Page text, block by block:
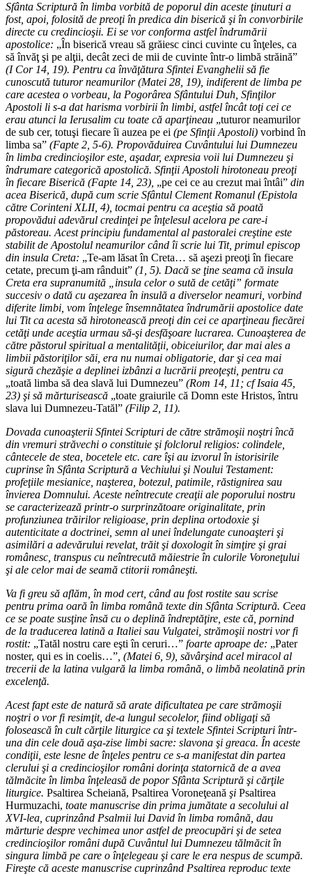
Sfânta Scriptură în limba vorbită de poporul din aceste ţinuturi a
fost, apoi, folosită de preoţi în predica din biserică şi în convorbirile
directe cu credincioşii. Ei se vor conforma astfel îndrumării
apostolice: „În biserică vreau să grăiesc cinci cuvinte cu înţeles, ca
să învăţ şi pe alţii, decât zeci de mii de cuvinte într-o limbă străină”
(I Cor 14, 19). Pentru ca învăţătura Sfintei Evanghelii să fie
cunoscută tuturor neamurilor (Matei 28, 19), indiferent de limba pe
care acestea o vorbeau, la Pogorârea Sfântului Duh, Sfinţilor
Apostoli li s-a dat harisma vorbirii în limbi, astfel încât toţi cei ce
erau atunci la Ierusalim cu toate că aparţineau „tuturor neamurilor
de sub cer, totuşi fiecare îi auzea pe ei (pe Sfinţii Apostoli) vorbind în
limba sa” (Fapte 2, 5-6). Propovăduirea Cuvântului lui Dumnezeu
în limba credincioşilor este, aşadar, expresia voii lui Dumnezeu şi
îndrumare categorică apostolică. Sfinţii Apostoli hirotoneau preoţi
în fiecare Biserică (Fapte 14, 23), „pe cei ce au crezut mai întâi” din
acea Biserică, după cum scrie Sfântul Clement Romanul (Epistola
către Corinteni XLII, 4), tocmai pentru ca aceştia să poată
propovădui adevărul credinţei pe înţelesul acelora pe care-i
păstoreau. Acest principiu fundamental al pastoralei creştine este
stabilit de Apostolul neamurilor când îi scrie lui Tit, primul episcop
din insula Creta: „Te-am lăsat în Creta… să aşezi preoţi în fiecare
cetate, precum ţi-am rânduit” (1, 5). Dacă se ţine seama că insula
Creta era supranumită „insula celor o sută de cetăţi” formate
succesiv o dată cu aşezarea în insulă a diverselor neamuri, vorbind
diferite limbi, vom înţelege însemnătatea îndrumării apostolice date
lui Tit ca acesta să hirotonească preoţi din cei ce aparţineau fiecărei
cetăţi unde aceştia urmau să-şi desfăşoare lucrarea. Cunoaşterea de
către păstorul spiritual a mentalităţii, obiceiurilor, dar mai ales a
limbii păstoriţilor săi, era nu numai obligatorie, dar şi cea mai
sigură chezăşie a deplinei izbânzi a lucrării preoţeşti, pentru ca
„toată limba să dea slavă lui Dumnezeu” (Rom 14, 11; cf Isaia 45,
23) şi să mărturisească „toate graiurile că Domn este Hristos, întru
slava lui Dumnezeu-Tatăl” (Filip 2, 11).
Dovada cunoaşterii Sfintei Scripturi de către strămoşii noştri încă
din vremuri străvechi o constituie şi folclorul religios: colindele,
cântecele de stea, bocetele etc. care îşi au izvorul în istorisirile
cuprinse în Sfânta Scriptură a Vechiului şi Noului Testament:
profeţiile mesianice, naşterea, botezul, patimile, răstignirea sau
învierea Domnului. Aceste neîntrecute creaţii ale poporului nostru
se caracterizează printr-o surprinzătoare originalitate, prin
profunziunea trăirilor religioase, prin deplina ortodoxie şi
autenticitate a doctrinei, semn al unei îndelungate cunoaşteri şi
asimilări a adevărului revelat, trăit şi doxologit în simţire şi grai
românesc, transpus cu neîntrecută măiestrie în culorile Voroneţului
şi ale celor mai de seamă ctitorii româneşti.
Va fi greu să aflăm, în mod cert, când au fost rostite sau scrise
pentru prima oară în limba română texte din Sfânta Scriptură. Ceea
ce se poate susţine însă cu o deplină îndreptăţire, este că, pornind
de la traducerea latină a Italiei sau Vulgatei, strămoşii nostri vor fi
rostit: „Tatăl nostru care eşti în ceruri…” foarte aproape de: „Pater
noster, qui es in coelis…” , (Matei 6, 9), săvârşind acel miracol al
trecerii de la latina vulgară la limba română, o limbă neolatină prin
excelenţă.
Acest fapt este de natură să arate dificultatea pe care strămoşii
noştri o vor fi resimţit, de-a lungul secolelor, fiind obligaţi să
folosească în cult cărţile liturgice ca şi textele Sfintei Scripturi într-
una din cele două aşa-zise limbi sacre: slavona şi greaca. În aceste
condiţii, este lesne de înţeles pentru ce s-a manifestat din partea
clerului şi a credincioşilor români dorinţa statornică de a avea
tălmăcite în limba înţeleasă de popor Sfânta Scriptură şi cărţile
liturgice. Psaltirea Scheiană, Psaltirea Voroneţeană şi Psaltirea
Hurmuzachi, toate manuscrise din prima jumătate a secolului al
XVI-lea, cuprinzând Psalmii lui David în limba română, dau
mărturie despre vechimea unor astfel de preocupări şi de setea
credincioşilor români după Cuvântul lui Dumnezeu tălmăcit în
singura limbă pe care o înţelegeau şi care le era nespus de scumpă.
Fireşte că aceste manuscrise cuprinzând Psaltirea reproduc texte